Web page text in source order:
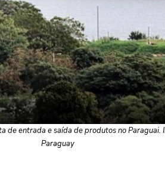
de entrada e saída de produtos no Paraguai.
Paraguay